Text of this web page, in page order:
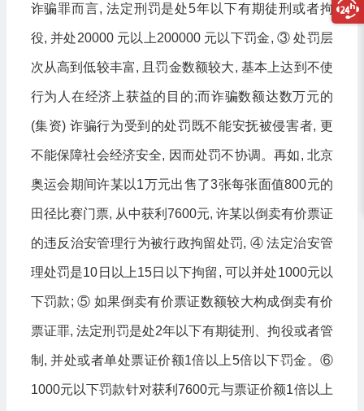
诈骗罪而言, 法定刑罚是处5年以下有期徒刑或者拘
役, 并处20000 元以上200000 元以下罚金, ③ 处罚层
次从高到低较丰富, 且罚金数额较大, 基本上达到不使
行为人在经济上获益的目的;而诈骗数额达数万元的
(集资) 诈骗行为受到的处罚既不能安抚被侵害者, 更
不能保障社会经济安全, 因而处罚不协调。再如, 北京
奥运会期间许某以1万元出售了3张每张面值800元的
田径比赛门票, 从中获利7600元, 许某以倒卖有价票证
的违反治安管理行为被行政拘留处罚, ④ 法定治安管
理处罚是10日以上15日以下拘留, 可以并处1000元以
下罚款; ⑤ 如果倒卖有价票证数额较大构成倒卖有价
票证罪, 法定刑罚是处2年以下有期徒刑、拘役或者管
制, 并处或者单处票证价额1倍以上5倍以下罚金。⑥
1000元以下罚款针对获利7600元与票证价额1倍以上